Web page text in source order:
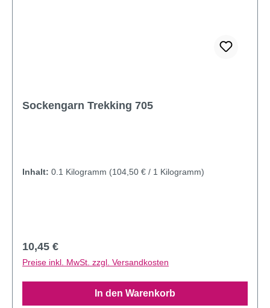
Sockengarn Trekking 705
Inhalt: 0.1 Kilogramm (104,50 € / 1 Kilogramm)
Regulärer Preis:
10,45 €
Preise inkl. MwSt. zzgl. Versandkosten
In den Warenkorb